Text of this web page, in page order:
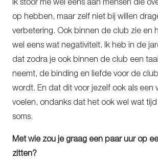
Ik stoor me wel eens aan mensen die
op hebben, maar zelf niet bij willen
verbetering. Ook binnen de club zie en
wel eens wat negativiteit. Ik heb in de
dat zodra je ook binnen de club een
neemt, de binding en liefde voor de
wordt. En dat dit voor jezelf ook als een
voelen, ondanks dat het ook wel wat
soms.
Met wie zou je graag een paar uur op
zitten?